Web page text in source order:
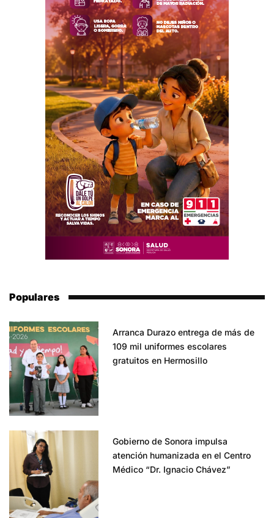
Populares
Arranca Durazo entrega de más de
109 mil uniformes escolares
gratuitos en Hermosillo
Gobierno de Sonora impulsa
atención humanizada en el Centro
Médico “Dr. Ignacio Chávez”